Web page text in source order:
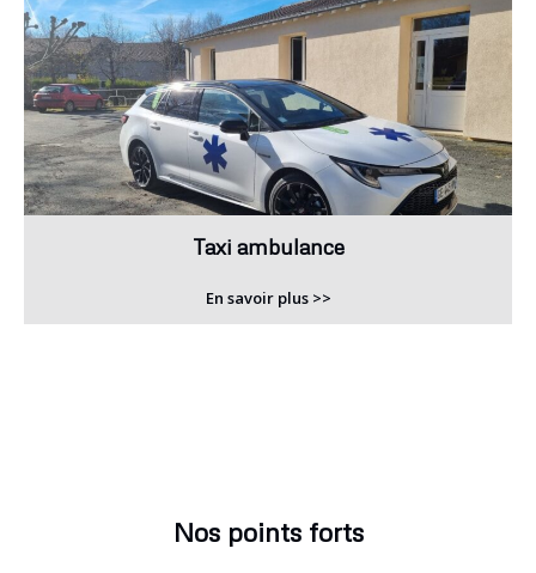
Taxi ambulance
En savoir plus >>
Nos points forts